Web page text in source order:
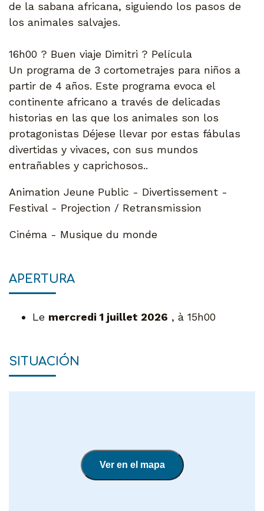
de la sabana africana, siguiendo los pasos de
los animales salvajes.
16h00 ? Buen viaje Dimitri ? Película
Un programa de 3 cortometrajes para niños a
partir de 4 años. Este programa evoca el
continente africano a través de delicadas
historias en las que los animales son los
protagonistas Déjese llevar por estas fábulas
divertidas y vivaces, con sus mundos
entrañables y caprichosos..
Animation Jeune Public - Divertissement -
Festival - Projection / Retransmission
Cinéma - Musique du monde
APERTURA
Le mercredi 1 juillet 2026 , à 15h00
SITUACIÓN
Ver en el mapa